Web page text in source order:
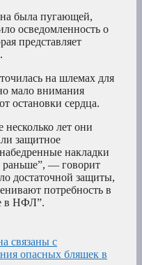
была пугающей,
осведомленность о
представляет
на шлемах для
мало внимания
остановки сердца.
несколько лет они
защитное
накладки
раньше”, — говорит
достаточной защиты,
потребность в
в НФЛ”.
связаны с
опасных бляшек в